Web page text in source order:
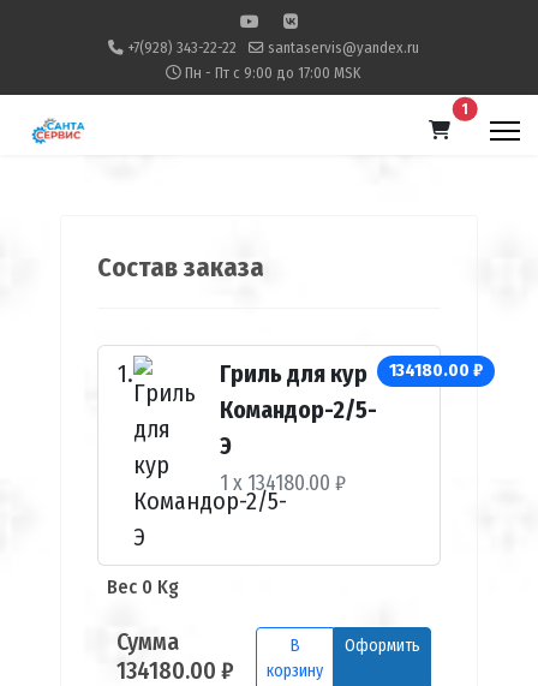
+7(928) 343-22-22
santaservis@yandex.ru
Пн - Пт с 9:00 до 17:00 MSK
1В корзину
Состав заказа
Гриль для кур
Командор-2/5-
Э
1 x 134180.00 ₽
134180.00 ₽
Вес 0 Kg
Сумма
134180.00 ₽
В
корзину
Оформить